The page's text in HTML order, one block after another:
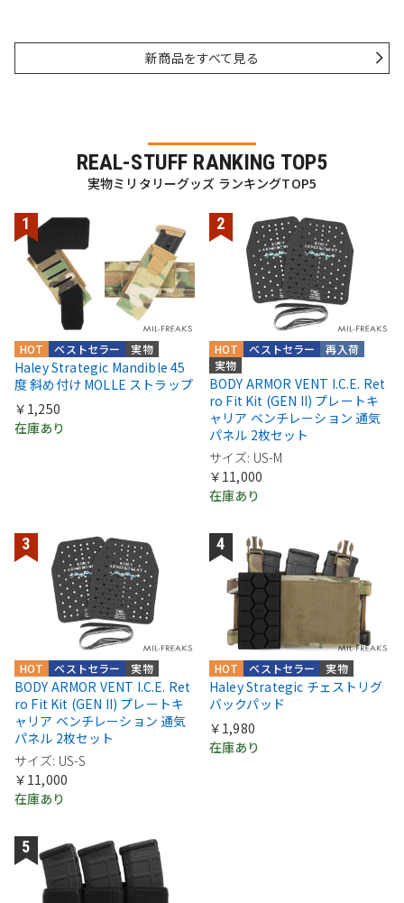
新商品をすべて見る
REAL-STUFF RANKING TOP5
実物ミリタリーグッズ ランキングTOP5
実物
ベストセラー
HOT
Haley Strategic Mandible 45
度 斜め付け MOLLE ストラップ
￥1,250
在庫あり
実物
再入荷
ベストセラー
HOT
BODY ARMOR VENT I.C.E. Ret
ro Fit Kit (GEN II) プレートキ
ャリア ベンチレーション 通気
パネル 2枚セット
サイズ: US-M
￥11,000
在庫あり
実物
ベストセラー
HOT
BODY ARMOR VENT I.C.E. Ret
ro Fit Kit (GEN II) プレートキ
ャリア ベンチレーション 通気
パネル 2枚セット
サイズ: US-S
￥11,000
在庫あり
実物
ベストセラー
HOT
Haley Strategic チェストリグ
バックパッド
￥1,980
在庫あり